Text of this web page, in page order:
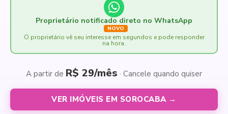
Proprietário notificado direto no WhatsApp
NOVO
O proprietário vê seu interesse em segundos e pode responder
na hora.
A partir de R$ 29/mês · Cancele quando quiser
VER IMÓVEIS EM SOROCABA →